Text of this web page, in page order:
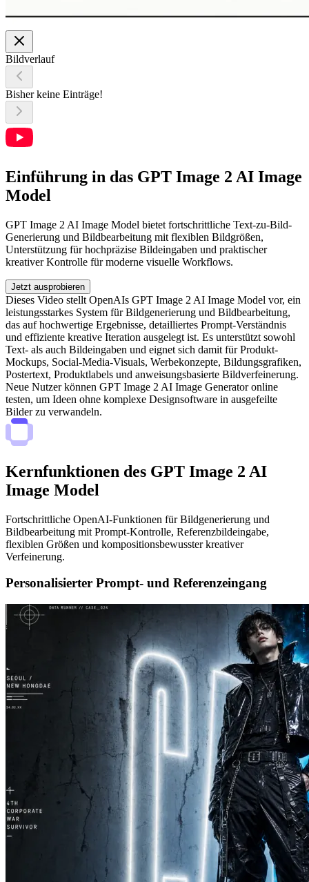
Bildverlauf
Bisher keine Einträge!
Einführung in das GPT Image 2 AI Image
Model
GPT Image 2 AI Image Model bietet fortschrittliche Text-zu-Bild-
Generierung und Bildbearbeitung mit flexiblen Bildgrößen,
Unterstützung für hochpräzise Bildeingaben und praktischer
kreativer Kontrolle für moderne visuelle Workflows.
Jetzt ausprobieren
Dieses Video stellt OpenAIs GPT Image 2 AI Image Model vor, ein
leistungsstarkes System für Bildgenerierung und Bildbearbeitung,
das auf hochwertige Ergebnisse, detailliertes Prompt-Verständnis
und effiziente kreative Iteration ausgelegt ist. Es unterstützt sowohl
Text- als auch Bildeingaben und eignet sich damit für Produkt-
Mockups, Social-Media-Visuals, Werbekonzepte, Bildungsgrafiken,
Postertext, Produktlabels und anweisungsbasierte Bildverfeinerung.
Neue Nutzer können GPT Image 2 AI Image Generator online
testen, um Ideen ohne komplexe Designsoftware in ausgefeilte
Bilder zu verwandeln.
Kernfunktionen des GPT Image 2 AI
Image Model
Fortschrittliche OpenAI-Funktionen für Bildgenerierung und
Bildbearbeitung mit Prompt-Kontrolle, Referenzbildeingabe,
flexiblen Größen und kompositionsbewusster kreativer
Verfeinerung.
Personalisierter Prompt- und Referenzeingang